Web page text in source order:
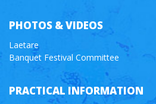
PHOTOS & VIDEOS
Laetare
Banquet Festival Committee
PRACTICAL INFORMATION